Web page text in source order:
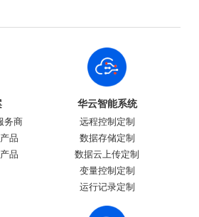
务商
品
品
华云智能系统
远程控制定制
数据存储定制
数据云上传定制
变量控制定制
运行记录定制